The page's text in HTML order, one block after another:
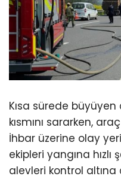
Kısa sürede büyüyen
kısmını sararken,
İhbar üzerine olay
ekipleri yangına
alevleri kontrol altına